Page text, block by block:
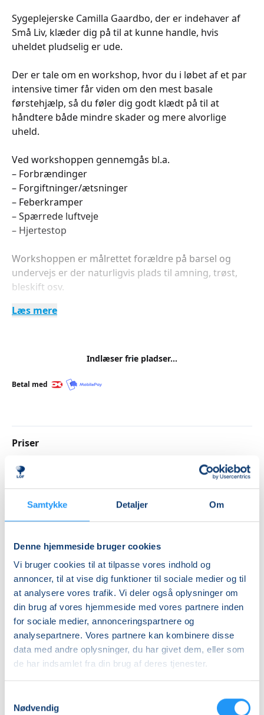
Samtykke Detaljer Om
Denne hjemmeside bruger cookies
Vi bruger cookies til at tilpasse vores indhold og
annoncer, til at vise dig funktioner til sociale medier og til
at analysere vores trafik. Vi deler også oplysninger om
din brug af vores hjemmeside med vores partnere inden
for sociale medier, annonceringspartnere og
analysepartnere. Vores partnere kan kombinere disse
data med andre oplysninger, du har givet dem, eller som
de har indsamlet fra din brug af deres tjenester.
Nødvendig
Sygeplejerske Camilla Gaardbo, der er indehaver af
Små Liv, klæder dig på til at kunne handle, hvis
uheldet pludselig er ude.
Der er tale om en workshop, hvor du i løbet af et par
intensive timer får viden om den mest basale
førstehjælp, så du føler dig godt klædt på til at
håndtere både mindre skader og mere alvorlige
uheld.
Ved workshoppen gennemgås bl.a.
– Forbrændinger
– Forgiftninger/ætsninger
– Feberkramper
– Spærrede luftveje
– Hjertestop
Workshoppen er målrettet forældre på barsel og
undervejs er der naturligvis plads til amning, trøst,
bleskift osv.
Gravide samt bedsteforældre og andre interesserede
For at få bedst muligt udbytte er der et begrænset
Læs mere
Indlæser frie pladser...
Betal med
Priser
Almen
DKK 395,00
Ledig-KBH
DKK 372,00
Ledig-FRB
DKK 375,00
Studerende-KBH
DKK 372,00
Studerende-FRB
DKK 375,00
Unge (18-25 år)-KBH
Info